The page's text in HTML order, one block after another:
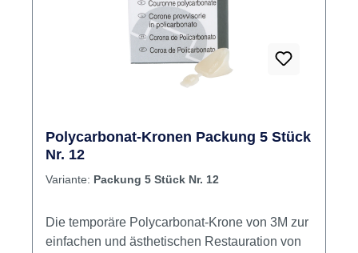
Polycarbonat-Kronen Packung 5 Stück
Nr. 12
Variante: Packung 5 Stück Nr. 12
Die temporäre Polycarbonat-Krone von 3M zur
einfachen und ästhetischen Restauration von